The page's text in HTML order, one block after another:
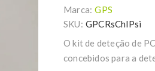
Marca: GPS
SKU: GPCRsChlPsi
O kit de deteção de
concebidos para a